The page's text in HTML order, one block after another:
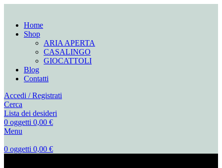
Home
Shop
ARIA APERTA
CASALINGO
GIOCATTOLI
Blog
Contatti
Accedi / Registrati
Cerca
Lista dei desideri
0 oggetti 0,00 €
Menu
0 oggetti 0,00 €